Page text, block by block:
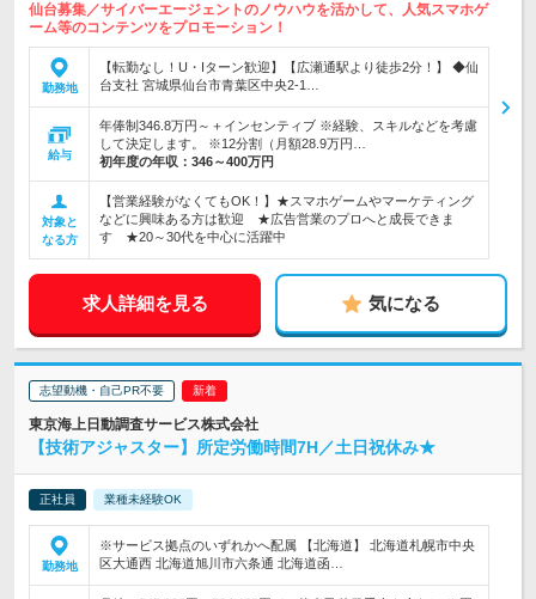
仙台募集／サイバーエージェントのノウハウを活かして、人気スマホゲ
ーム等のコンテンツをプロモーション！
勤務地
【転勤なし！U・Iターン歓迎】【広瀬通駅より徒歩2分！】 ◆仙
台支社 宮城県仙台市青葉区中央2-1…
給与
年俸制346.8万円～＋インセンティブ ※経験、スキルなどを考慮
して決定します。 ※12分割（月額28.9万円…
初年度の年収： 346～400万円
対象と
なる方
【営業経験がなくてもOK！】★スマホゲームやマーケティング
などに興味ある方は歓迎 ★広告営業のプロへと成長できま
す ★20～30代を中心に活躍中
求人詳細を見る 気になる
志望動機・自己PR不要
東京海上日動調査サービス株式会社
【技術アジャスター】所定労働時間7H／土日祝休み★
正社員 業種未経験OK
勤務地
※サービス拠点のいずれかへ配属 【北海道】 北海道札幌市中央
区大通西 北海道旭川市六条通 北海道函…